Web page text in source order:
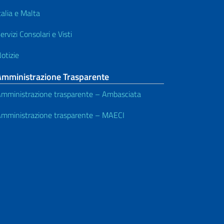
e Malta
Consolari e Visti
Trasparente
trasparente – Ambasciata
trasparente – MAECI